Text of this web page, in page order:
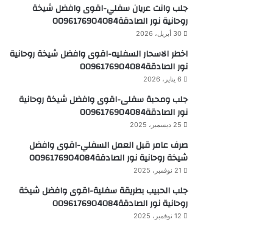
جلب وانت عريان سفلي-اقوى وافضل شيخة
روحانية نور الصادقة0096176904084
30 أبريل، 2026
اخطر الاسحار السفليه-اقوى وافضل شيخة روحانية
نور الصادقة0096176904084
6 يناير، 2026
جلب ومحبة سفلى-اقوى وافضل شيخة روحانية
نور الصادقة0096176904084
25 ديسمبر، 2025
صرف عامر قبل العمل السفلي-اقوى وافضل
شيخة روحانية نور الصادقة0096176904084
21 نوفمبر، 2025
جلب الحبيب بطريقة سفلية-اقوى وافضل شيخة
روحانية نور الصادقة0096176904084
12 نوفمبر، 2025